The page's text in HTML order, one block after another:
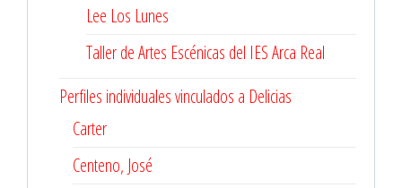
Lee Los Lunes
Taller de Artes Escénicas del IES Arca Real
Perfiles individuales vinculados a Delicias
Carter
Centeno, José